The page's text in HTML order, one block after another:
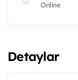
Online
Detaylar